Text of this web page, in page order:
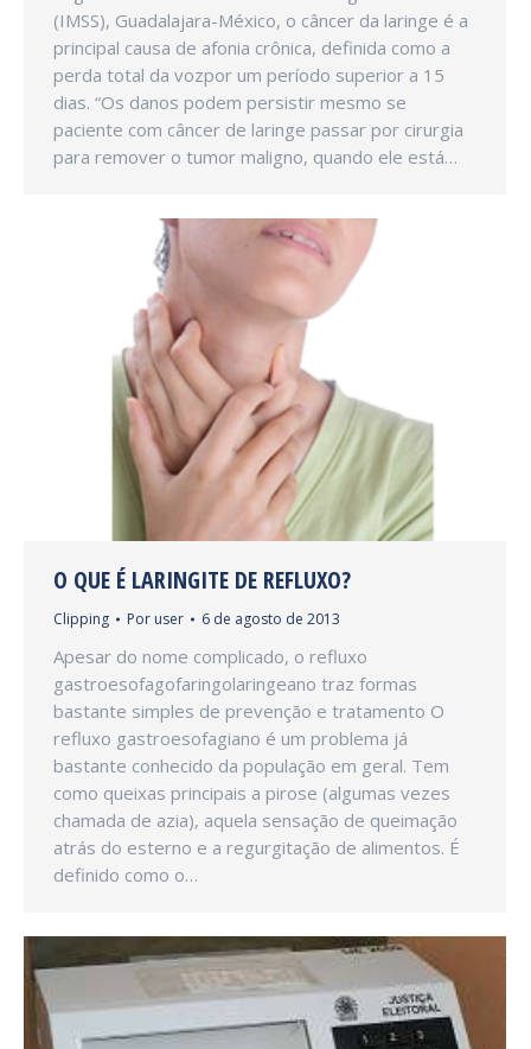
(IMSS), Guadalajara-México, o câncer da laringe é a
principal causa de afonia crônica, definida como a
perda total da vozpor um período superior a 15
dias. “Os danos podem persistir mesmo se
paciente com câncer de laringe passar por cirurgia
para remover o tumor maligno, quando ele está…
O QUE É LARINGITE DE REFLUXO?
Clipping Por user 6 de agosto de 2013
Apesar do nome complicado, o refluxo
gastroesofagofaringolaringeano traz formas
bastante simples de prevenção e tratamento O
refluxo gastroesofagiano é um problema já
bastante conhecido da população em geral. Tem
como queixas principais a pirose (algumas vezes
chamada de azia), aquela sensação de queimação
atrás do esterno e a regurgitação de alimentos. É
definido como o…